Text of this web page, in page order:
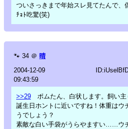
ついさっきまで年始スレ見てたんで、
ﾁｮﾄ吃驚(笑)
🐾 34 ＠ 晴
2004-12-09
09:43:59
>>29 ポムたん、白状します。飼い
誕生日ホントに近いですね！体重はウ
うでしょう？
素敵な白い手袋がうらやますい……ウ